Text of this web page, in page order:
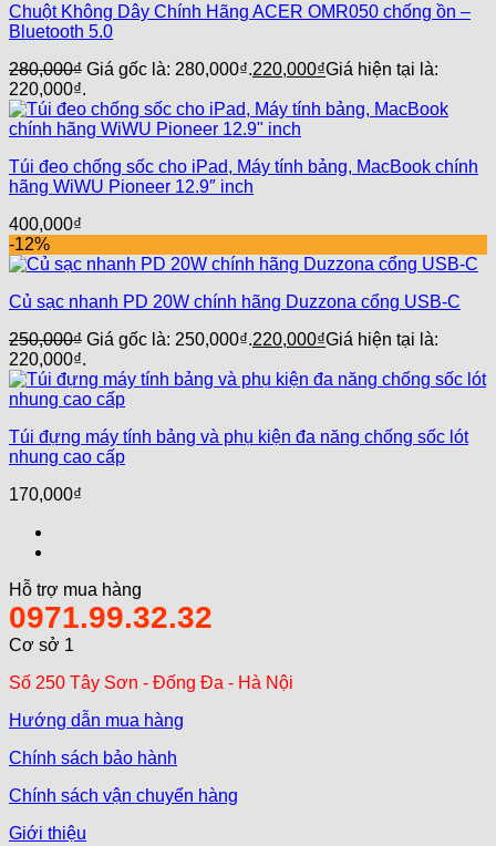
Chuột Không Dây Chính Hãng ACER OMR050 chống ồn –
Bluetooth 5.0
280,000₫ Giá gốc là: 280,000₫.220,000₫Giá hiện tại là:
220,000₫.
Túi đeo chống sốc cho iPad, Máy tính bảng, MacBook chính
hãng WiWU Pioneer 12.9″ inch
400,000₫
-12%
Củ sạc nhanh PD 20W chính hãng Duzzona cổng USB-C
250,000₫ Giá gốc là: 250,000₫.220,000₫Giá hiện tại là:
220,000₫.
Túi đựng máy tính bảng và phụ kiện đa năng chống sốc lót
nhung cao cấp
170,000₫
Hỗ trợ mua hàng
0971.99.32.32
Cơ sở 1
Số 250 Tây Sơn - Đống Đa - Hà Nội
Hướng dẫn mua hàng
Chính sách bảo hành
Chính sách vận chuyển hàng
Giới thiệu